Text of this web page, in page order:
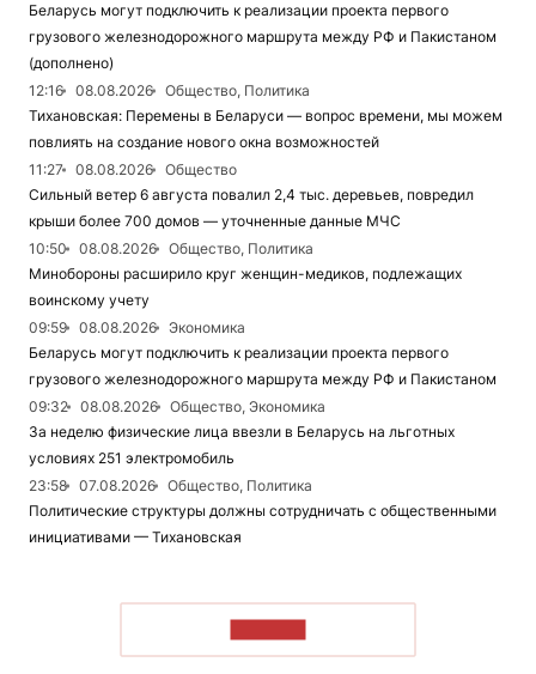
Беларусь могут подключить к реализации проекта первого
грузового железнодорожного маршрута между РФ и Пакистаном
(дополнено)
12:16
08.08.2026
Общество, Политика
Тихановская: Перемены в Беларуси — вопрос времени, мы можем
повлиять на создание нового окна возможностей
11:27
08.08.2026
Общество
Сильный ветер 6 августа повалил 2,4 тыс. деревьев, повредил
крыши более 700 домов — уточненные данные МЧС
10:50
08.08.2026
Общество, Политика
Минобороны расширило круг женщин-медиков, подлежащих
воинскому учету
09:59
08.08.2026
Экономика
Беларусь могут подключить к реализации проекта первого
грузового железнодорожного маршрута между РФ и Пакистаном
09:32
08.08.2026
Общество, Экономика
За неделю физические лица ввезли в Беларусь на льготных
условиях 251 электромобиль
23:58
07.08.2026
Общество, Политика
Политические структуры должны сотрудничать с общественными
инициативами — Тихановская